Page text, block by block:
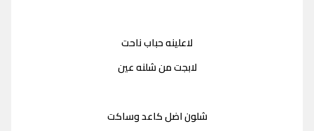
لاعلينه حباب ناحت
لابجت من شلنه عين
شلون اضل كاعد وساكت